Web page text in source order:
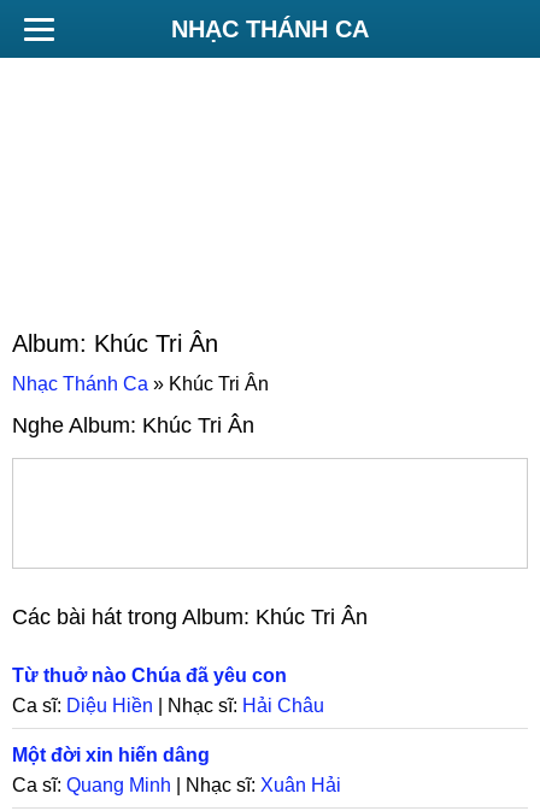
NHẠC THÁNH CA
Album: Khúc Tri Ân
Nhạc Thánh Ca » Khúc Tri Ân
Nghe Album: Khúc Tri Ân
Các bài hát trong Album: Khúc Tri Ân
Từ thuở nào Chúa đã yêu con
Ca sĩ: Diệu Hiền | Nhạc sĩ: Hải Châu
Một đời xin hiến dâng
Ca sĩ: Quang Minh | Nhạc sĩ: Xuân Hải